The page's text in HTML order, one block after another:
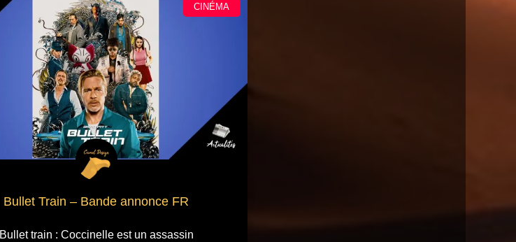
CINÉMA
Bullet Train – Bande annonce FR
Bullet train : Coccinelle est un assassin